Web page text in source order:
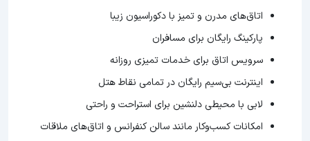
اتاق‌های مدرن و تمیز با دکوراسیون زیبا
پارکینگ رایگان برای مسافران
سرویس اتاق برای خدمات تمیزی روزانه
اینترنت بی‌سیم رایگان در تمامی نقاط هتل
لابی با محیطی دلنشین برای استراحت و راحتی
امکانات کسب‌وکار مانند سالن کنفرانس و اتاق‌های ملاقات